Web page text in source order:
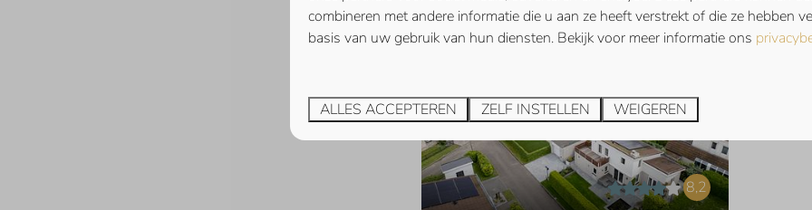
8,2
Cardium
combineren met andere informatie die u aan ze heeft verstrekt of die ze hebben
basis van uw gebruik van hun diensten. Bekijk voor meer informatie ons
ALLES ACCEPTEREN ZELF INSTELLEN WEIGEREN